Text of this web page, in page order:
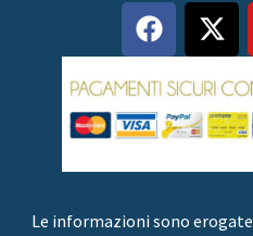
Le informazioni sono